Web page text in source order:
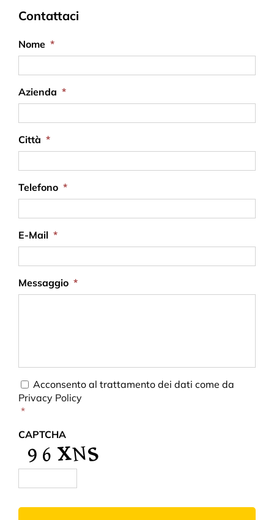
Contattaci
Nome *
Azienda *
Città *
Telefono *
E-Mail *
Messaggio *
Consent *
Acconsento al trattamento dei dati come da
Privacy Policy
*
CAPTCHA